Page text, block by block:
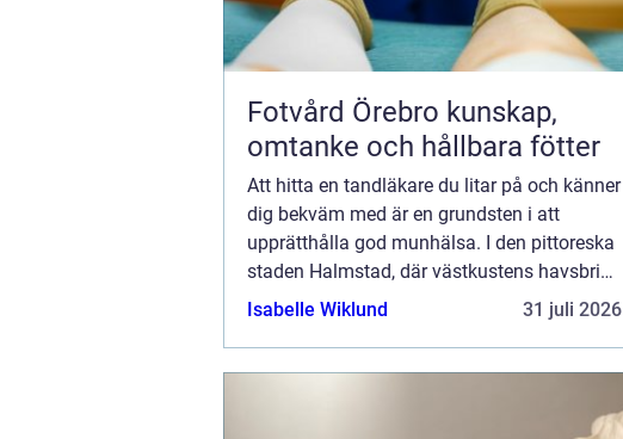
Fotvård Örebro kunskap,
omtanke och hållbara fötter
Att hitta en tandläkare du litar på och känner
dig bekväm med är en grundsten i att
upprätthålla god munhälsa. I den pittoreska
staden Halmstad, där västkustens havsbris
blandas med stadens livliga ...
Isabelle Wiklund 31 juli 2026